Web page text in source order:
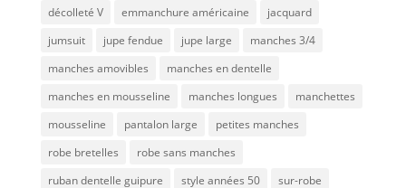
décolleté V
emmanchure américaine
jacquard
jumsuit
jupe fendue jupe large
manches 3/4
manches amovibles
manches en dentelle
manches en mousseline
manches longues
manchettes
mousseline
pantalon large
petites manches
robe bretelles
robe sans manches
ruban dentelle guipure
style années 50 sur-robe